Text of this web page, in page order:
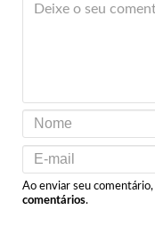
Ao enviar seu
comentários.